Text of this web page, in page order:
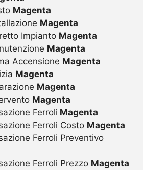
Magenta
Magenta
Impianto Magenta
Magenta
Accensione Magenta
Magenta
Magenta
Magenta
Ferroli Magenta
Ferroli Costo Magenta
Ferroli Preventivo
Ferroli Prezzo Magenta